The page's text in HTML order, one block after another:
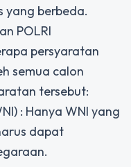
yang berbeda.
POLRI
persyaratan
semua calon
tersebut:
: Hanya WNI yang
dapat